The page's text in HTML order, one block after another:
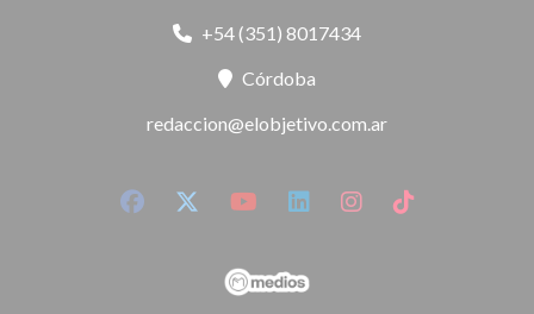
+54 (351) 8017434
Córdoba
redaccion@elobjetivo.com.ar